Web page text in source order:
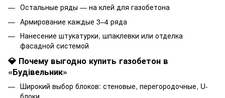
Остальные ряды — на клей для газобетона
Армирование каждые 3–4 ряда
Нанесение штукатурки, шпаклевки или отделка
фасадной системой
💎 Почему выгодно купить газобетон в
«Будівельник»
Широкий выбор блоков: стеновые, перегородочные, U-